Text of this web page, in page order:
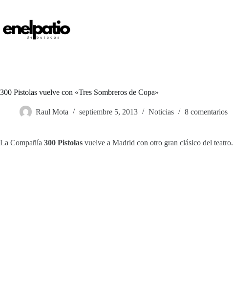
contenido
300 Pistolas vuelve con «Tres Sombreros de Copa»
Raul Mota septiembre 5, 2013 Noticias 8 comentarios
La Compañía 300 Pistolas vuelve a Madrid con otro gran clásico del teatro.